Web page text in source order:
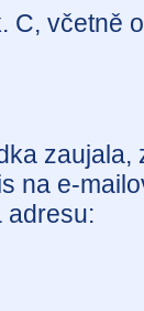
C, včetně
zaujala,
na e-
adresu: